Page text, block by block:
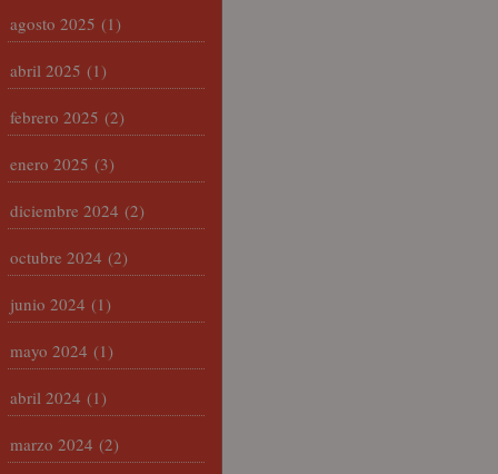
agosto 2025 (1)
abril 2025 (1)
febrero 2025 (2)
enero 2025 (3)
diciembre 2024 (2)
octubre 2024 (2)
junio 2024 (1)
mayo 2024 (1)
abril 2024 (1)
marzo 2024 (2)